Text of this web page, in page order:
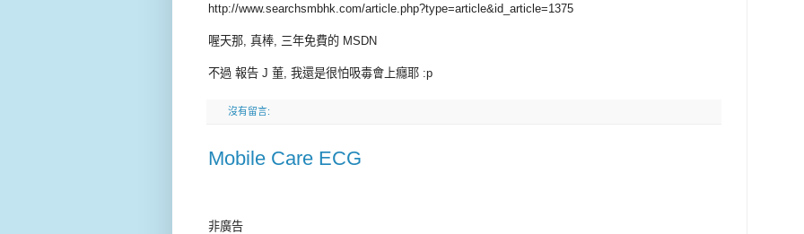
http://www.searchsmbhk.com/article.php?type=article&id_article=1375
喔天那, 真棒, 三年免費的 MSDN
不過 報告 J 董, 我還是很怕吸毒會上癮耶 :p
沒有留言:
Mobile Care ECG
非廣告